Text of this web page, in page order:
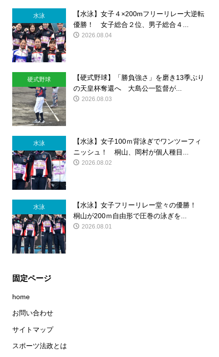
水泳
【水泳】女子４×200mフリーリレー大逆転
優勝！ 女子総合２位、男子総合４...
2026.08.04
硬式野球
【硬式野球】「勝負強さ」を磨き13季ぶり
の天皇杯奪還へ 大島公一監督が...
2026.08.03
水泳
【水泳】女子100ｍ背泳ぎでワンツーフィ
ニッシュ！ 桐山、岡村が個人種目...
2026.08.02
水泳
【水泳】女子フリーリレー堂々の優勝！
桐山が200ｍ自由形で圧巻の泳ぎを...
2026.08.01
固定ページ
home
お問い合わせ
サイトマップ
スポーツ法政とは